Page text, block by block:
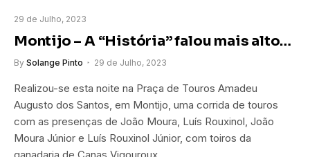
29 de Julho, 2023
Montijo – A “História” falou mais alto…
By Solange Pinto 29 de Julho, 2023
Realizou-se esta noite na Praça de Touros Amadeu
Augusto dos Santos, em Montijo, uma corrida de touros
com as presenças de João Moura, Luís Rouxinol, João
Moura Júnior e Luís Rouxinol Júnior, com toiros da